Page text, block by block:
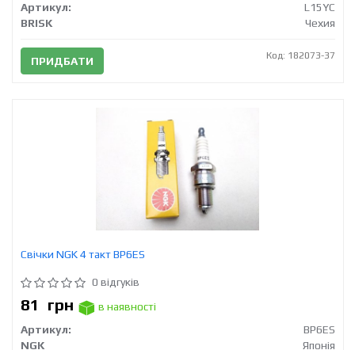
Артикул:
L15YC
BRISK
Чехия
ПРИДБАТИ Код: 182073-37
Свічки NGK 4 такт BP6ES
0 відгуків
81 грн
в наявності
Артикул:
BP6ES
NGK
Японія